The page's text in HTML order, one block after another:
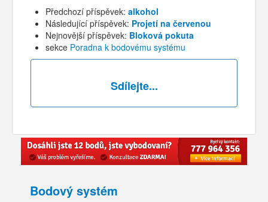
Předchozí příspěvek: alkohol
Následující příspěvek: Projetí na červenou
Nejnovější příspěvek: Bloková pokuta
sekce Poradna k bodovému systému
Sdílejte...
Bodový systém